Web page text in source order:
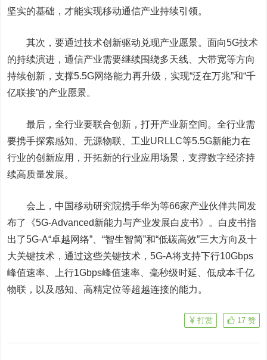
坚实的基础，才能实现移动通信产业持续引领。
其次，要通过技术创新驱动兑现产业愿景。面向5G技术
的持续演进，通信产业需要继续围绕多天线、大带宽等方向
持续创新，支撑5.5G网络能力再升级，实现“泛在万兆”和“千
亿联接”的产业愿景。
最后，全行业要联合创新，打开产业新空间。全行业需
要携手探索感知、无源物联、工业URLLC等5.5G新能力在
行业的创新应用，开拓新的行业应用场景，支撑数字经济持
续高质量发展。
会上，中国移动研究院携手华为等66家产业伙伴共同发
布了《5G-Advanced新能力与产业发展白皮书》。白皮书指
出了5G-A“卓越网络”、“智生智简”和“低碳高效”三大方向及十
大关键技术，通过这些关键技术，5G-A将支持下行10Gbps
峰值速率、上行1Gbps峰值速率、毫秒级时延、低成本千亿
物联，以及感知、高精定位等超越连接的能力。
17 赞
打赏